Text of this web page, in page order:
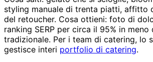
styling manuale di trenta piatti, affitto
del retoucher. Cosa ottieni: foto di
ranking SERP per circa il 95% in
tradizionale. Per i team di catering, lo
gestisce interi portfolio di catering.